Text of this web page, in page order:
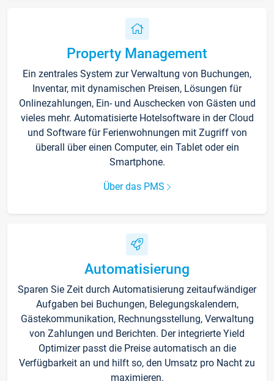
Property Management
Ein zentrales System zur Verwaltung von Buchungen,
Inventar, mit dynamischen Preisen, Lösungen für
Onlinezahlungen, Ein- und Auschecken von Gästen und
vieles mehr. Automatisierte Hotelsoftware in der Cloud
und Software für Ferienwohnungen mit Zugriff von
überall über einen Computer, ein Tablet oder ein
Smartphone.
Über das PMS
Automatisierung
Sparen Sie Zeit durch Automatisierung zeitaufwändiger
Aufgaben bei Buchungen, Belegungskalendern,
Gästekommunikation, Rechnungsstellung, Verwaltung
von Zahlungen und Berichten. Der integrierte Yield
Optimizer passt die Preise automatisch an die
Verfügbarkeit an und hilft so, den Umsatz pro Nacht zu
maximieren.